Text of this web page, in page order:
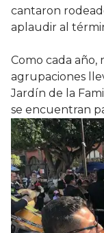
cantaron
aplaudir al
Como cada año,
agrupaciones
Jardín de la
se encuentran